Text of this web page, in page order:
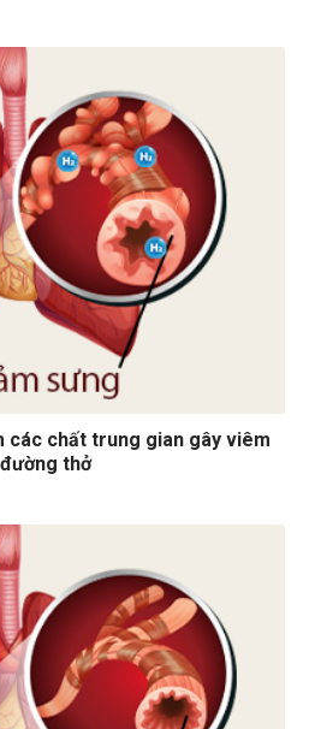
các chất trung gian gây viêm
đường thở